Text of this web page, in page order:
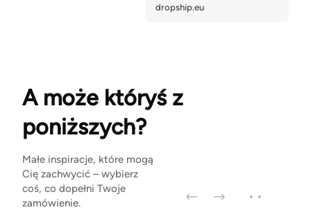
A może któryś z
poniższych?
Małe inspiracje, które mogą
Cię zachwycić – wybierz
coś, co dopełni Twoje
zamówienie.